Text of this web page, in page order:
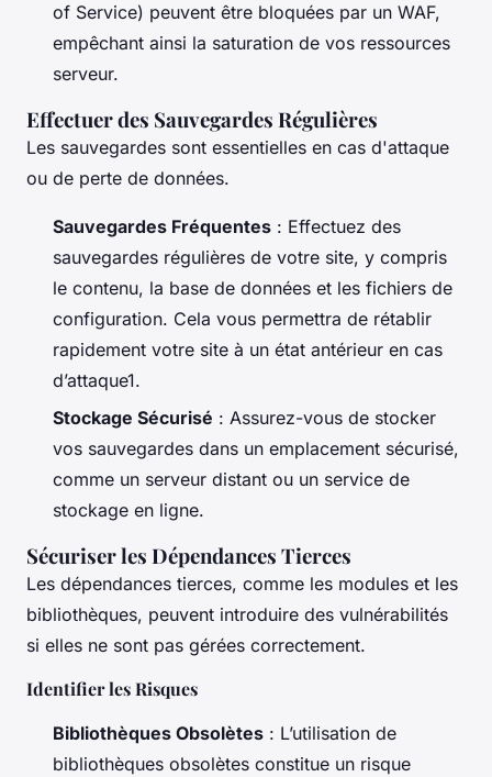
of Service) peuvent être bloquées par un WAF,
empêchant ainsi la saturation de vos ressources
serveur.
Effectuer des Sauvegardes Régulières
Les sauvegardes sont essentielles en cas d'attaque
ou de perte de données.
Sauvegardes Fréquentes : Effectuez des
sauvegardes régulières de votre site, y compris
le contenu, la base de données et les fichiers de
configuration. Cela vous permettra de rétablir
rapidement votre site à un état antérieur en cas
d’attaque1.
Stockage Sécurisé : Assurez-vous de stocker
vos sauvegardes dans un emplacement sécurisé,
comme un serveur distant ou un service de
stockage en ligne.
Sécuriser les Dépendances Tierces
Les dépendances tierces, comme les modules et les
bibliothèques, peuvent introduire des vulnérabilités
si elles ne sont pas gérées correctement.
Identifier les Risques
Bibliothèques Obsolètes : L’utilisation de
bibliothèques obsolètes constitue un risque